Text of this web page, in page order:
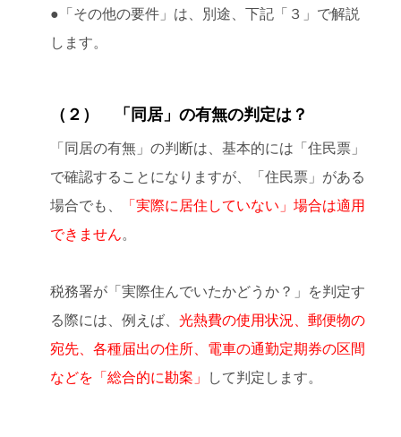
●「その他の要件」は、別途、下記「３」で解説
します。
（２） 「同居」の有無の判定は？
「同居の有無」の判断は、基本的には「住民票」
で確認することになりますが、「住民票」がある
場合でも、
「実際に居住していない」場合は適用
できません。
税務署が「実際住んでいたかどうか？」を判定す
る際には、例えば、 光熱費の使用状況、郵便物の
宛先、各種届出の住所、電車の通勤定期券の区間
などを「総合的に勘案」
して判定します。